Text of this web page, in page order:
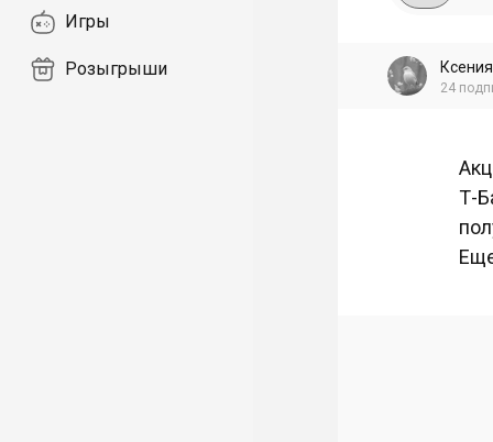
Игры
Розыгрыши
24
Т-